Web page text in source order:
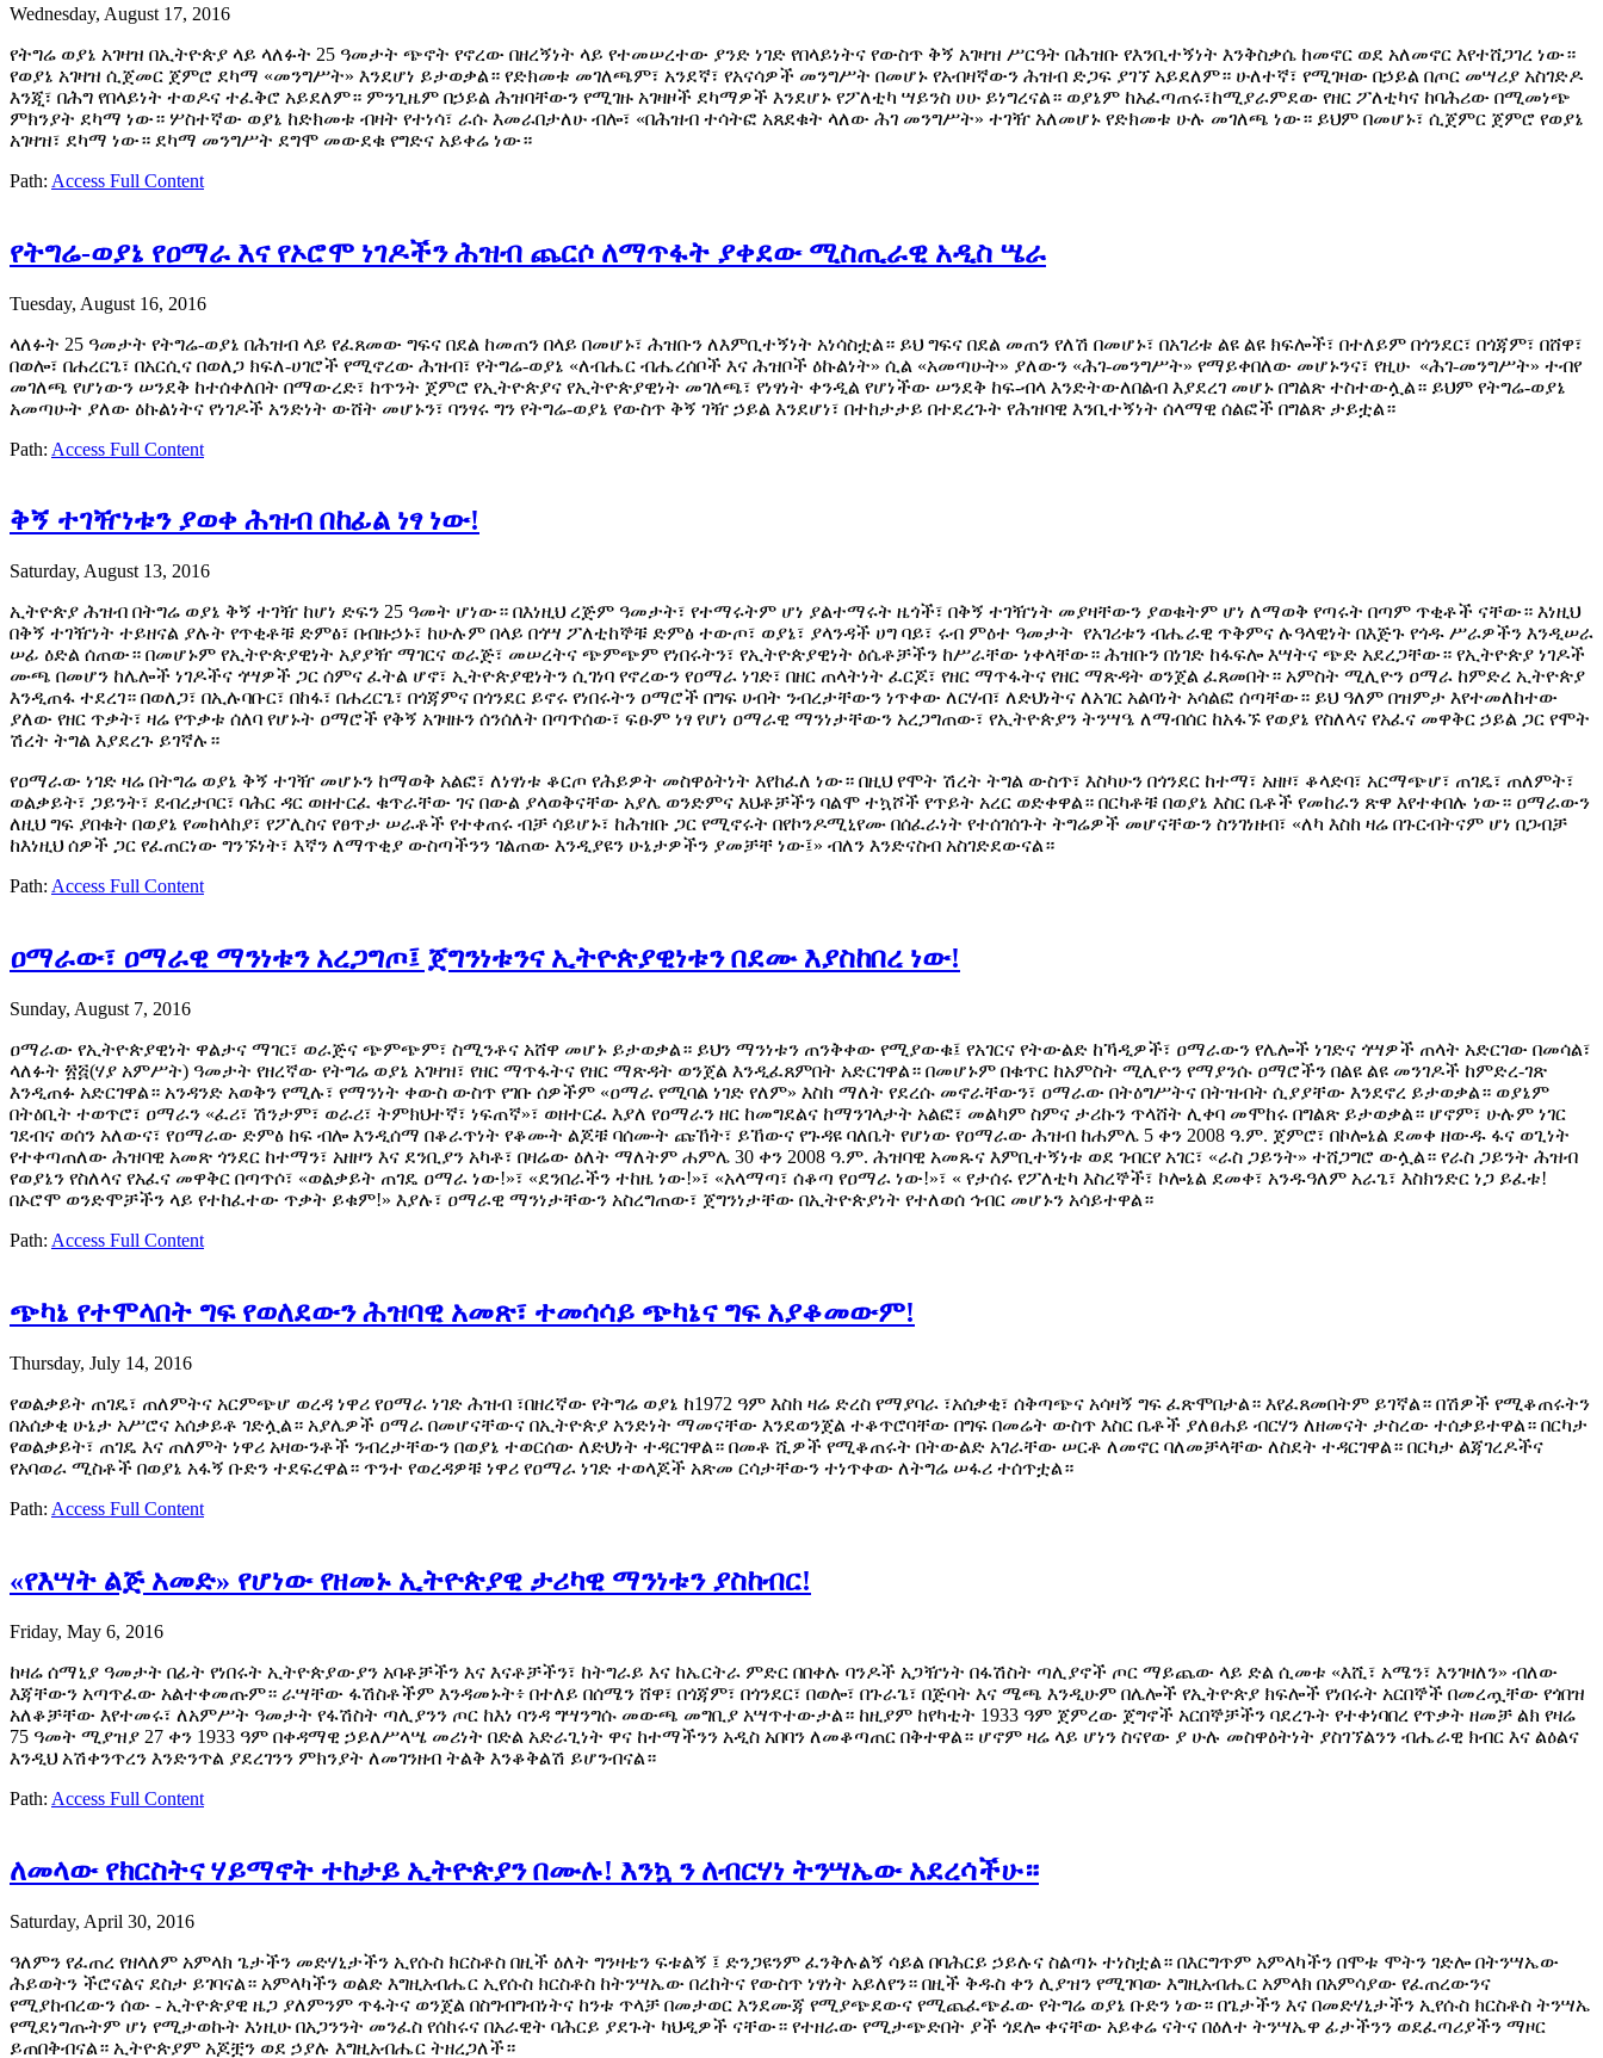
Wednesday, August 17, 2016
የትግሬ ወያኔ አገዛዝ በኢትዮጵያ ላይ ላለፉት 25 ዓመታት ጭኖት የኖረው በዘረኝነት ላይ የተመሠረተው ያንድ ነገድ የበላይነትና የውስጥ ቅኝ አገዛዝ ሥርዓት በሕዝቡ የእንቢተኝነት እንቅስቃሴ ከመኖር ወደ አለመኖር እየተሸጋገረ ነው።
የወያኔ አገዛዝ ሲጀመር ጀምሮ ደካማ «መንግሥት» እንደሆነ ይታወቃል። የድክመቱ መገለጫም፣ አንደኛ፣ የአናሳዎች መንግሥት በመሆኑ የአብዛኛውን ሕዝብ ድጋፍ ያገኘ አይደለም። ሁለተኛ፣ የሚገዛው በኃይል በጦር መሣሪያ አስገድዶ
እንጂ፣ በሕግ የበላይነት ተወዶና ተፈቅሮ አይደለም። ምንጊዜም በኃይል ሕዝባቸውን የሚገዙ አገዛዞች ደካማዎች እንደሆኑ የፖለቲካ ሣይንስ ሀሁ ይነግረናል። ወያኔም ከአፈጣጠሩ፣ከሚያራምደው የዘር ፖለቲካና ከባሕሪው በሚመነጭ
ምክንያት ደካማ ነው። ሦስተኛው ወያኔ ከድክመቱ ብዛት የተነሳ፣ ራሱ እመራበታለሁ ብሎ፣ «በሕዝብ ተሳትፎ አጸደቁት ላለው ሕገ መንግሥት» ተገዥ አለመሆኑ የድክመቱ ሁሉ መገለጫ ነው። ይህም በመሆኑ፣ ሲጀምር ጀምሮ የወያኔ
አገዛዝ፣ ደካማ ነው። ደካማ መንግሥት ደግሞ መውደቁ የግድና አይቀሬ ነው።
Path: Access Full Content
የትግሬ-ወያኔ የዐማራ እና የኦሮሞ ነገዶችን ሕዝብ ጨርሶ ለማጥፋት ያቀደው ሚስጢራዊ አዲስ ሤራ
Tuesday, August 16, 2016
ላለፉት 25 ዓመታት የትግሬ-ወያኔ በሕዝብ ላይ የፈጸመው ግፍና በደል ከመጠን በላይ በመሆኑ፣ ሕዝቡን ለእምቢተኝነት አነሳስቷል። ይህ ግፍና በደል መጠን የለሽ በመሆኑ፣ በአገሪቱ ልዩ ልዩ ክፍሎች፣ በተለይም በጎንደር፣ በጎጃም፣ በሸዋ፣
በወሎ፣ በሐረርጌ፣ በአርሲና በወለጋ ክፍለ-ሀገሮች የሚኖረው ሕዝብ፣ የትግሬ-ወያኔ «ለብሔር ብሔረሰቦች እና ሕዝቦች ዕኩልነት» ሲል «አመጣሁት» ያለውን «ሕገ-መንግሥት» የማይቀበለው መሆኑንና፣ የዚሁ «ሕገ-መንግሥት» ተብየ
መገለጫ የሆነውን ሠንደቅ ከተሰቀለበት በማውረድ፣ ከጥንት ጀምሮ የኢትዮጵያና የኢትዮጵያዊነት መገለጫ፣ የነፃነት ቀንዲል የሆነችው ሠንደቅ ከፍ-ብላ እንድትውለበልብ እያደረገ መሆኑ በግልጽ ተስተውሏል። ይህም የትግሬ-ወያኔ
አመጣሁት ያለው ዕኩልነትና የነገዶች አንድነት ውሸት መሆኑን፣ ባንፃሩ ግን የትግሬ-ወያኔ የውስጥ ቅኝ ገዥ ኃይል እንደሆነ፣ በተከታታይ በተደረጉት የሕዝባዊ እንቢተኝነት ሰላማዊ ሰልፎች በግልጽ ታይቷል።
Path: Access Full Content
ቅኝ ተገዥነቱን ያወቀ ሕዝብ በከፊል ነፃ ነው!
Saturday, August 13, 2016
ኢትዮጵያ ሕዝብ በትግሬ ወያኔ ቅኝ ተገዥ ከሆነ ድፍን 25 ዓመት ሆነው። በእነዚህ ረጅም ዓመታት፣ የተማሩትም ሆነ ያልተማሩት ዜጎች፣ በቅኝ ተገዥነት መያዛቸውን ያወቁትም ሆነ ለማወቅ የጣሩት በጣም ጥቂቶች ናቸው። እነዚህ
በቅኝ ተገዥነት ተይዘናል ያሉት የጥቂቶቹ ድምፅ፣ በብዙኃኑ፣ ከሁሉም በላይ በጎሣ ፖለቲከኞቹ ድምፅ ተውጦ፣ ወያኔ፣ ያላንዳች ሀግ ባይ፣ ሩብ ምዕተ ዓመታት የአገሪቱን ብሔራዊ ጥቅምና ሉዓላዊነት በእጅጉ የጎዱ ሥራዎችን እንዲሠራ
ሠፊ ዕድል ሰጠው። በመሆኑም የኢትዮጵያዊነት አያያዥ ማገርና ወራጅ፣ መሠረትና ጭምጭም የነበሩትን፣ የኢትዮጵያዊነት ዕሴቶቻችን ከሥራቸው ነቀላቸው። ሕዝቡን በነገድ ከፋፍሎ እሣትና ጭድ አደረጋቸው። የኢትዮጵያ ነገዶች
ሙጫ በመሆን ከሌሎች ነገዶችና ጎሣዎች ጋር ሰምና ፈትል ሆኖ፣ ኢትዮጵያዊነትን ሲገነባ የኖረውን የዐማራ ነገድ፣ በዘር ጠላትነት ፈርጆ፣ የዘር ማጥፋትና የዘር ማጽዳት ወንጀል ፈጸመበት። አምስት ሚሊዮን ዐማራ ከምድረ ኢትዮጵያ
እንዲጠፋ ተደረገ። በወለጋ፣ በኢሉባቡር፣ በከፋ፣ በሐረርጌ፣ በጎጃምና በጎንደር ይኖሩ የነበሩትን ዐማሮች በግፍ ሀብት ንብረታቸውን ነጥቀው ለርሃብ፣ ለድህነትና ለአገር አልባነት አሳልፎ ሰጣቸው። ይህ ዓለም በዝምታ እየተመለከተው
ያለው የዘር ጥቃት፣ ዛሬ የጥቃቱ ሰለባ የሆኑት ዐማሮች የቅኝ አገዛዙን ሰንሰለት በጣጥሰው፣ ፍፁም ነፃ የሆነ ዐማራዊ ማንነታቸውን አረጋግጠው፣ የኢትዮጵያን ትንሣዔ ለማብሰር ከአፋኙ የወያኔ የስለላና የአፈና መዋቅር ኃይል ጋር የሞት
ሽረት ትግል እያደረጉ ይገኛሉ።
የዐማራው ነገድ ዛሬ በትግሬ ወያኔ ቅኝ ተገዥ መሆኑን ከማወቅ አልፎ፣ ለነፃነቱ ቆርጦ የሕይዎት መስዋዕትነት እየከፈለ ነው። በዚህ የሞት ሽረት ትግል ውስጥ፣ እስካሁን በጎንደር ከተማ፣ አዘዞ፣ ቆላድባ፣ አርማጭሆ፣ ጠገዴ፣ ጠለምት፣
ወልቃይት፣ ጋይንት፣ ደብረታቦር፣ ባሕር ዳር ወዘተርፈ ቁጥራቸው ገና በውል ያላወቅናቸው አያሌ ወንድምና እህቶቻችን ባልሞ ተኳሾች የጥይት አረር ወድቀዋል። በርካቶቹ በወያኔ እስር ቤቶች የመከራን ጽዋ እየተቀበሉ ነው። ዐማራውን
ለዚህ ግፍ ያበቁት በወያኔ የመከላከያ፣ የፖሊስና የፀጥታ ሠራቶች የተቀጠሩ ብቻ ሳይሆኑ፣ ከሕዝቡ ጋር የሚኖሩት በየኮንዶሚኒየሙ በሰፈራነት የተሰገሰጉት ትግሬዎች መሆናቸውን ስንገነዘብ፣ «ለካ እስከ ዛሬ በጉርብትናም ሆነ በጋብቻ
ከእነዚህ ሰዎች ጋር የፈጠርነው ግንኙነት፣ እኛን ለማጥቂያ ውስጣችንን ገልጠው እንዲያዩን ሁኔታዎችን ያመቻቸ ነው፤» ብለን እንድናስብ አስገድደውናል።
Path: Access Full Content
ዐማራው፣ ዐማራዊ ማንነቱን አረጋግጦ፤ ጀግንነቱንና ኢትዮጵያዊነቱን በደሙ እያስከበረ ነው!
Sunday, August 7, 2016
ዐማራው የኢትዮጵያዊነት ዋልታና ማገር፣ ወራጅና ጭምጭም፣ ስሚንቶና አሸዋ መሆኑ ይታወቃል። ይህን ማንነቱን ጠንቅቀው የሚያውቁ፤ የአገርና የትውልድ ከኻዲዎች፣ ዐማራውን የሌሎች ነገድና ጎሣዎች ጠላት አድርገው በመሳል፣
ላለፉት ፳፭(ሃያ አምሥት) ዓመታት የዘረኛው የትግሬ ወያኔ አገዛዝ፣ የዘር ማጥፋትና የዘር ማጽዳት ወንጀል እንዲፈጸምበት አድርገዋል። በመሆኑም በቁጥር ከአምስት ሚሊዮን የማያንሱ ዐማሮችን በልዩ ልዩ መንገዶች ከምድረ-ገጽ
እንዲጠፉ አድርገዋል። አንዳንድ አወቅን የሚሉ፣ የማንነት ቀውስ ውስጥ የገቡ ሰዎችም «ዐማራ የሚባል ነገድ የለም» እስከ ማለት የደረሱ መኖራቸውን፣ ዐማራው በትዕግሥትና በትዝብት ሲያያቸው እንደኖረ ይታወቃል። ወያኔም
በትዕቢት ተወጥሮ፣ ዐማራን «ፈሪ፣ ሽንታም፣ ወራሪ፣ ትምክህተኛ፣ ነፍጠኛ»፣ ወዘተርፈ እያለ የዐማራን ዘር ከመግደልና ከማንገላታት አልፎ፣ መልካም ስምና ታሪኩን ጥላሸት ሊቀባ መሞከሩ በግልጽ ይታወቃል። ሆኖም፣ ሁሉም ነገር
ገደብና ወሰን አለውና፣ የዐማራው ድምፅ ከፍ ብሎ እንዲሰማ በቆራጥነት የቆሙት ልጆቹ ባሰሙት ጩኸት፣ ይኸውና የጉዳዩ ባለቤት የሆነው የዐማራው ሕዝብ ከሐምሌ 5 ቀን 2008 ዓ.ም. ጀምሮ፣ በኮሎኔል ደመቀ ዘውዱ ፋና ወጊነት
የተቀጣጠለው ሕዝባዊ አመጽ ጎንደር ከተማን፣ አዘዞን እና ደንቢያን አካቶ፣ በዛሬው ዕለት ማለትም ሐምሌ 30 ቀን 2008 ዓ.ም. ሕዝባዊ አመጹና እምቢተኝነቱ ወደ ገብርየ አገር፣ «ራስ ጋይንት» ተሸጋግሮ ውሏል። የራስ ጋይንት ሕዝብ
የወያኔን የስለላና የአፈና መዋቅር በጣጥሶ፣ «ወልቃይት ጠገዴ ዐማራ ነው!»፣ «ደንበራችን ተከዜ ነው!»፣ «አላማጣ፣ ሰቆጣ የዐማራ ነው!»፣ « የታሰሩ የፖለቲካ እስረኞች፣ ኮሎኔል ደመቀ፣ አንዱዓለም አራጌ፣ እስክንድር ነጋ ይፈቱ!
በኦሮሞ ወንድሞቻችን ላይ የተከፈተው ጥቃት ይቁም!» እያሉ፣ ዐማራዊ ማንነታቸውን አስረግጠው፣ ጀግንነታቸው በኢትዮጵያነት የተለወሰ ኅብር መሆኑን አሳይተዋል።
Path: Access Full Content
ጭካኔ የተሞላበት ግፍ የወለደውን ሕዝባዊ አመጽ፣ ተመሳሳይ ጭካኔና ግፍ አያቆመውም!
Thursday, July 14, 2016
የወልቃይት ጠገዴ፣ ጠለምትና አርምጭሆ ወረዳ ነዋሪ የዐማራ ነገድ ሕዝብ ፣በዘረኛው የትግሬ ወያኔ ከ1972 ዓም እስከ ዛሬ ድረስ የማያባራ ፣አሰቃቂ፣ ሰቅጣጭና አሳዛኝ ግፍ ፈጽሞበታል። እየፈጸመበትም ይገኛል። በሽዎች የሚቆጠሩትን
በአሰቃቂ ሁኔታ አሥሮና አሰቃይቶ ገድሏል። አያሌዎች ዐማራ በመሆናቸውና በኢትዮጵያ አንድነት ማመናቸው እንደወንጀል ተቆጥሮባቸው በግፍ በመሬት ውስጥ እስር ቤቶች ያለፀሐይ ብርሃን ለዘመናት ታስረው ተሰቃይተዋል። በርካታ
የወልቃይት፣ ጠገዴ እና ጠለምት ነዋሪ አዛውንቶች ንብረታቸውን በወያኔ ተወርሰው ለድህነት ተዳርገዋል። በመቶ ሺዎች የሚቆጠሩት በትውልድ አገራቸው ሠርቶ ለመኖር ባለመቻላቸው ለስደት ተዳርገዋል። በርካታ ልጃገረዶችና
የአባወራ ሚስቶች በወያኔ አፋኝ ቡድን ተደፍረዋል። ጥንተ የወረዳዎቹ ነዋሪ የዐማራ ነገድ ተወላጆች አጽመ ርሳታቸውን ተነጥቀው ለትግሬ ሠፋሪ ተሰጥቷል።
Path: Access Full Content
«የእሣት ልጅ አመድ» የሆነው የዘመኑ ኢትዮጵያዊ ታሪካዊ ማንነቱን ያስከብር!
Friday, May 6, 2016
ከዛሬ ሰማኒያ ዓመታት በፊት የነበሩት ኢትዮጵያውያን አባቶቻችን እና እናቶቻችን፣ ከትግራይ እና ከኤርትራ ምድር በበቀሉ ባንዶች አጋዥነት በፋሽስት ጣሊያኖች ጦር ማይጨው ላይ ድል ሲመቱ «እሺ፣ አሜን፣ እንገዛለን» ብለው
እጃቸውን አጣጥፈው አልተቀመጡም። ራሣቸው ፋሽስቶችም እንዳመኑት፥ በተለይ በሰሜን ሸዋ፣ በጎጃም፣ በጎንደር፣ በወሎ፣ በጉራጌ፣ በጅባት እና ሜጫ እንዲሁም በሌሎች የኢትዮጵያ ክፍሎች የነበሩት አርበኞች በመረጧቸው የጎበዝ
አለቆቻቸው እየተመሩ፣ ለአምሥት ዓመታት የፋሽስት ጣሊያንን ጦር ከእነ ባንዳ ግሣንግሱ መውጫ መግቢያ አሣጥተውታል። ከዚያም ከየካቲት 1933 ዓም ጀምረው ጀግኖች አርበኞቻችን ባደረጉት የተቀነባበረ የጥቃት ዘመቻ ልክ የዛሬ
75 ዓመት ሚያዝያ 27 ቀን 1933 ዓም በቀዳማዊ ኃይለሥላሤ መሪነት በድል አድራጊነት ዋና ከተማችንን አዲስ አበባን ለመቆጣጠር በቅተዋል። ሆኖም ዛሬ ላይ ሆነን ስናየው ያ ሁሉ መስዋዕትነት ያስገኘልንን ብሔራዊ ክብር እና ልዕልና
እንዲህ አሽቀንጥረን እንድንጥል ያደረገንን ምክንያት ለመገንዘብ ትልቅ እንቆቅልሽ ይሆንብናል።
Path: Access Full Content
ለመላው የክርስትና ሃይማኖት ተከታይ ኢትዮጵያን በሙሉ! እንኳ ን ለብርሃነ ትንሣኤው አደረሳችሁ።
Saturday, April 30, 2016
ዓለምን የፈጠረ የዘላለም አምላክ ጌታችን መድሃኒታችን ኢየሱስ ክርስቶስ በዚች ዕለት ግንዛቴን ፍቱልኝ ፤ ድንጋዩንም ፈንቅሉልኝ ሳይል በባሕርይ ኃይሉና ስልጣኑ ተነስቷል። በእርግጥም አምላካችን በሞቱ ሞትን ገድሎ በትንሣኤው
ሕይወትን ችሮናልና ደስታ ይገባናል። አምላካችን ወልድ እግዚአብሔር ኢየሱስ ክርስቶስ ከትንሣኤው በረከትና የውስጥ ነፃነት አይለየን። በዚች ቅዱስ ቀን ሊያዝን የሚገባው እግዚአብሔር አምላክ በአምሳያው የፈጠረውንና
የሚያከብረውን ሰው - ኢትዮጵያዊ ዜጋ ያለምንም ጥፋትና ወንጀል በስግብግብነትና ከንቱ ጥላቻ በመታወር እንደሙጃ የሚያጭደውና የሚጨፈጭፈው የትግሬ ወያኔ ቡድን ነው። በጌታችን እና በመድሃኒታችን ኢየሱስ ክርስቶስ ትንሣኤ
የሚደነግጡትም ሆነ የሚታወኩት እነዚሁ በአጋንንት መንፈስ የሰከሩና በአራዊት ባሕርይ ያደጉት ካህዲዎች ናቸው። የተዘራው የሚታጭድበት ያች ጎደሎ ቀናቸው አይቀሬ ናትና በዕለተ ትንሣኤዋ ፊታችንን ወደፈጣሪያችን ማዞር
ይጠበቅብናል። ኢትዮጵያም አጆቿን ወደ ኃያሉ እግዚአብሔር ትዘረጋለች።